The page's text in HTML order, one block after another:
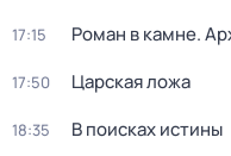
17:15 Роман в камне.
17:50 Царская ложа
18:35 В поисках истины